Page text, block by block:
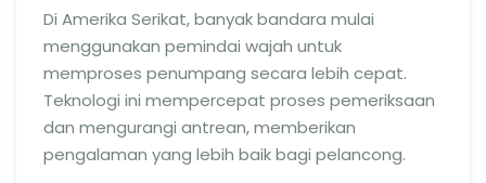
Di Amerika Serikat, banyak bandara mulai
menggunakan pemindai wajah untuk
memproses penumpang secara lebih cepat.
Teknologi ini mempercepat proses pemeriksaan
dan mengurangi antrean, memberikan
pengalaman yang lebih baik bagi pelancong.